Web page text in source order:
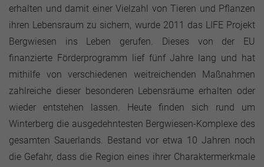
erhalten und damit einer Vielzahl von Tieren und Pflanzen
ihren Lebensraum zu sichern, wurde 2011 das LIFE Projekt
Bergwiesen ins Leben gerufen. Dieses von der EU
finanzierte Förderprogramm lief fünf Jahre lang und hat
mithilfe von verschiedenen weitreichenden Maßnahmen
zahlreiche dieser besonderen Lebensräume erhalten oder
wieder entstehen lassen. Heute finden sich rund um
Winterberg die ausgedehntesten Bergwiesen-Komplexe des
gesamten Sauerlands. Bestand vor etwa 10 Jahren noch
die Gefahr, dass die Region eines ihrer Charaktermerkmale